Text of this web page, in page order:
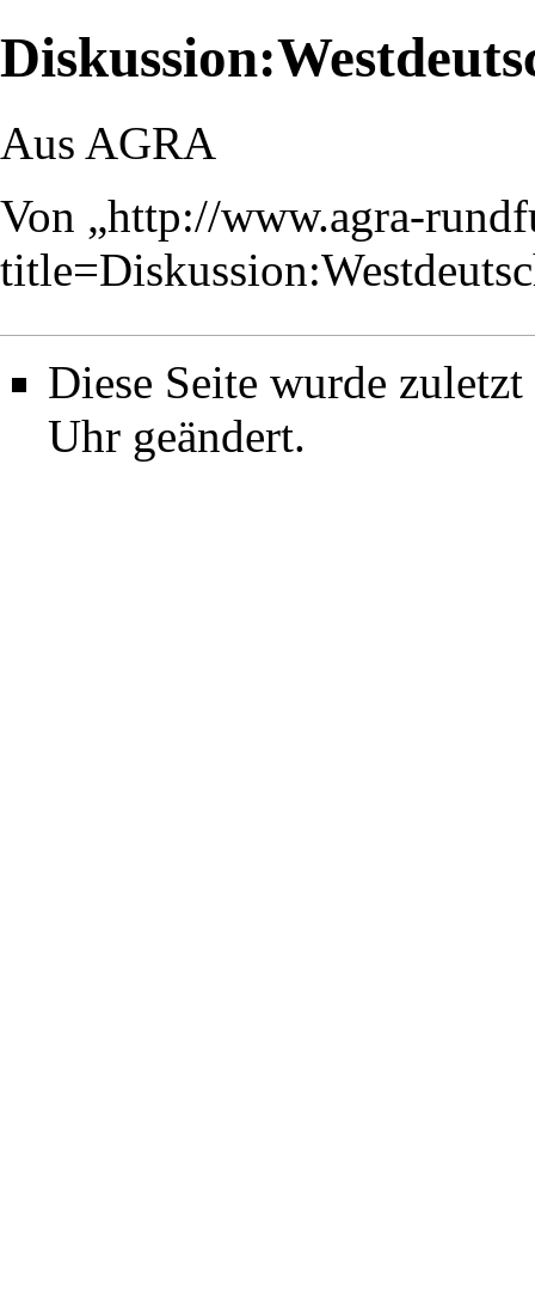
Aus AGRA
Von „http://www.agra-
Diese Seite wurde
Uhr geändert.